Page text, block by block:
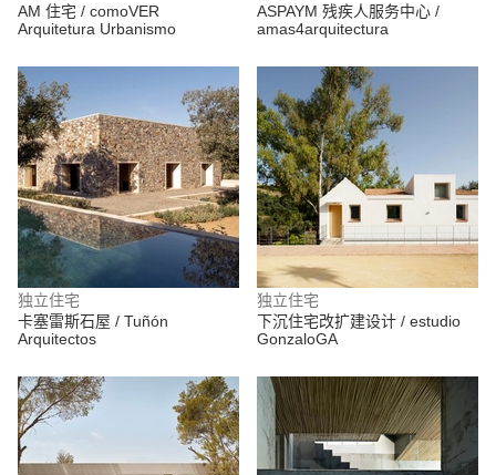
AM 住宅 / comoVER
Arquitetura Urbanismo
ASPAYM 残疾人服务中心 /
amas4arquitectura
独立住宅
卡塞雷斯石屋 / Tuñón
Arquitectos
独立住宅
下沉住宅改扩建设计 / estudio
GonzaloGA